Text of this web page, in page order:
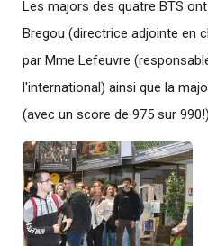
Les majors des quatre BTS
Bregou (directrice adjointe en
par Mme Lefeuvre
l'international) ainsi que la
(avec un score de 975 sur